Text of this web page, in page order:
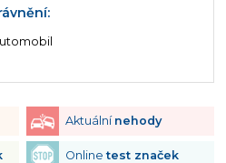
Aktuální nehody
Onlinetest značek